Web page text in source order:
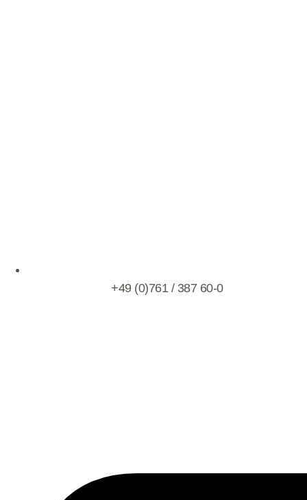
+49 (0)761 / 387 60-0